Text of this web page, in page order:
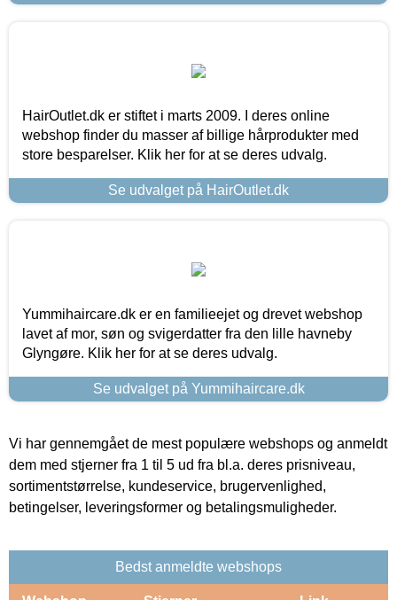
HairOutlet.dk er stiftet i marts 2009. I deres online
webshop finder du masser af billige hårprodukter med
store besparelser. Klik her for at se deres udvalg.
Se udvalget på HairOutlet.dk
Yummihaircare.dk er en familieejet og drevet webshop
lavet af mor, søn og svigerdatter fra den lille havneby
Glyngøre. Klik her for at se deres udvalg.
Se udvalget på Yummihaircare.dk
Vi har gennemgået de mest populære webshops og anmeldt
dem med stjerner fra 1 til 5 ud fra bl.a. deres prisniveau,
sortimentstørrelse, kundeservice, brugervenlighed,
betingelser, leveringsformer og betalingsmuligheder.
Bedst anmeldte webshops